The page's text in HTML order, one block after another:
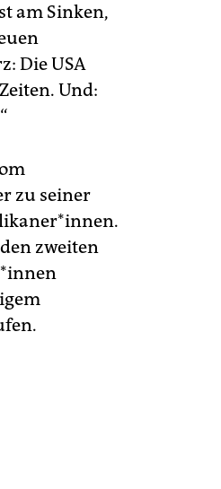
am Sinken,
Die USA
Und:
zu seiner
zweiten